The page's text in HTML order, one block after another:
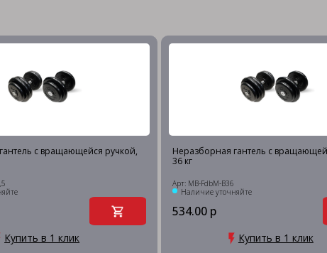
c вращающейся ручкой,
Купить в 1 клик
Неразборная гантель c
36 кг
Арт: MB-FdbM-B36
Наличие уточняйте
534.00 р
Купить в 1 клик